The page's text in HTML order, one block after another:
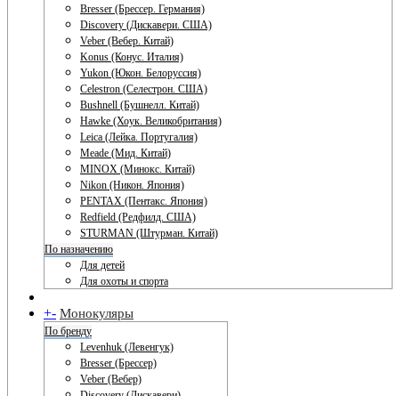
Bresser (Брессер. Германия)
Discovery (Дискавери. США)
Veber (Вебер. Китай)
Konus (Конус. Италия)
Yukon (Юкон. Белоруссия)
Celestron (Селестрон. США)
Bushnell (Бушнелл. Китай)
Hawke (Хоук. Великобритания)
Leica (Лейка. Португалия)
Meade (Мид. Китай)
MINOX (Минокс. Китай)
Nikon (Никон. Япония)
PENTAX (Пентакс. Япония)
Redfield (Редфилд. США)
STURMAN (Штурман. Китай)
По назначению
Для детей
Для охоты и спорта
+- Монокуляры
По бренду
Levenhuk (Левенгук)
Bresser (Брессер)
Veber (Вебер)